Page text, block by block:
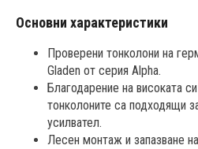
Основни характеристики
Проверени тонколони на
Gladen от серия Alpha.
Благодарение на високата
тонколоните са подходящи
усилвател.
Лесен монтаж и запазване